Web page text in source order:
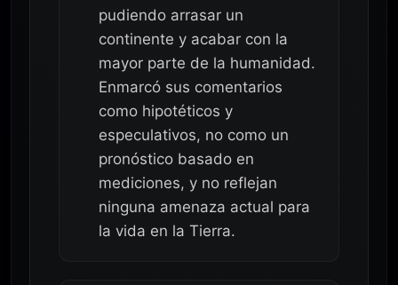
pudiendo arrasar un
continente y acabar con la
mayor parte de la humanidad.
Enmarcó sus comentarios
como hipotéticos y
especulativos, no como un
pronóstico basado en
mediciones, y no reflejan
ninguna amenaza actual para
la vida en la Tierra.